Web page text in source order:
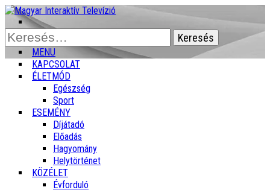
Keresés:
MENU
KAPCSOLAT
ÉLETMÓD
Egészség
Sport
ESEMÉNY
Díjátadó
Előadás
Hagyomány
Helytörténet
KÖZÉLET
Évforduló